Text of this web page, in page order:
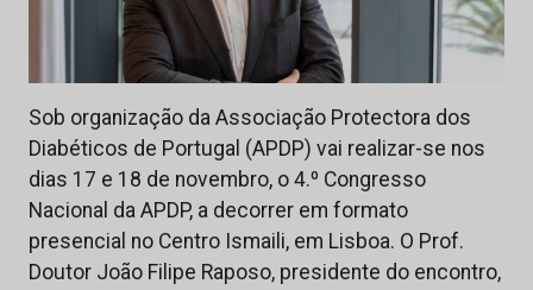
Sob organização da Associação Protectora dos
Diabéticos de Portugal (APDP) vai realizar-se nos
dias 17 e 18 de novembro, o 4.º Congresso
Nacional da APDP, a decorrer em formato
presencial no Centro Ismaili, em Lisboa. O Prof.
Doutor João Filipe Raposo, presidente do encontro,